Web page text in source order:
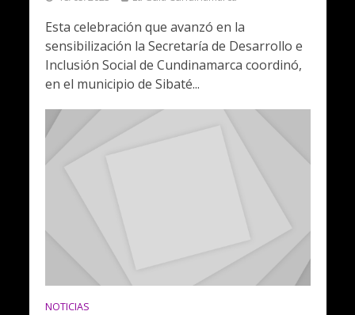
Esta celebración que avanzó en la
sensibilización la Secretaría de Desarrollo e
Inclusión Social de Cundinamarca coordinó,
en el municipio de Sibaté...
NOTICIAS